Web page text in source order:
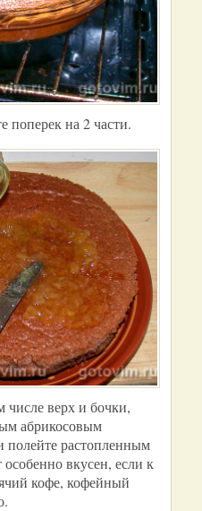
поперек на 2 части.
верх и бочки,
абрикосовым
растопленным
вкусен, если к
кофе, кофейный